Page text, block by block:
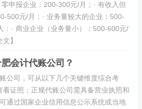
申报企业：200-300元/月；· 有收入但
500元/月；· 业务量较大的企业：500-
：· 商业企业（业务量小）：500-600元/
】
会计代账公司？
公司，可从以下几个关键维度综合考
看证照：正规代账公司需具备营业执照和
通过国家企业信用信息公示系统或当地